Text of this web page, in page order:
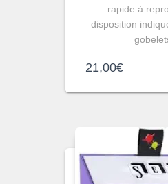
rapide à
disposition
21,00€